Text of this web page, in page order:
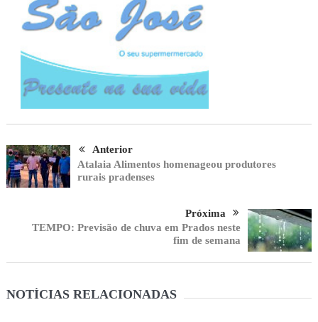
Anterior
Atalaia Alimentos homenageou produtores
rurais pradenses
Próxima
TEMPO: Previsão de chuva em Prados neste
fim de semana
NOTÍCIAS RELACIONADAS